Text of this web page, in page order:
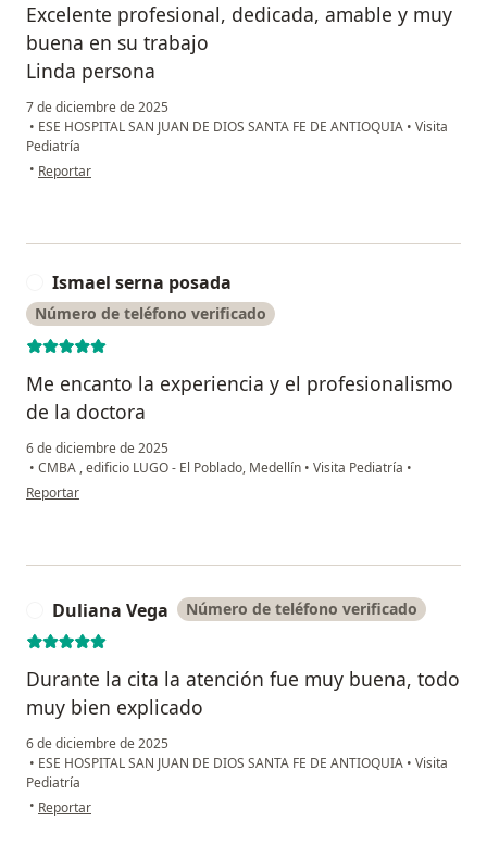
Excelente profesional, dedicada, amable y muy
buena en su trabajo
Linda persona
7 de diciembre de 2025
• ESE HOSPITAL SAN JUAN DE DIOS SANTA FE DE ANTIOQUIA • Visita
Pediatría
• en opinión del usuario Sandra moreno
Reportar
Ismael serna posada
Número de teléfono verificado
Me encanto la experiencia y el profesionalismo
de la doctora
6 de diciembre de 2025
• CMBA , edificio LUGO - El Poblado, Medellín • Visita Pediatría •
en opinión del usuario Ismael serna posada
Reportar
Duliana Vega Número de teléfono verificado
Durante la cita la atención fue muy buena, todo
muy bien explicado
6 de diciembre de 2025
• ESE HOSPITAL SAN JUAN DE DIOS SANTA FE DE ANTIOQUIA • Visita
Pediatría
• en opinión del usuario Duliana Vega
Reportar